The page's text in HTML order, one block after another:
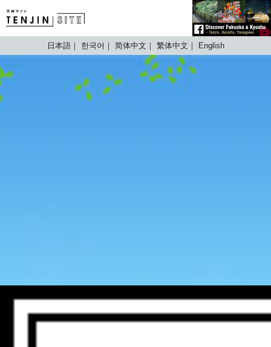
TENJIN SITE
日本語 한국어 简体中文 繁体中文 English